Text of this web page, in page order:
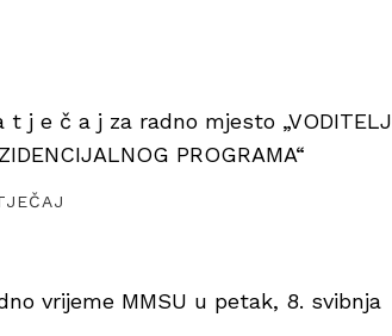
t j e č a j za radno mjesto „VODITELJ
PROGRAMA“
vrijeme MMSU u petak, 8. svibnja